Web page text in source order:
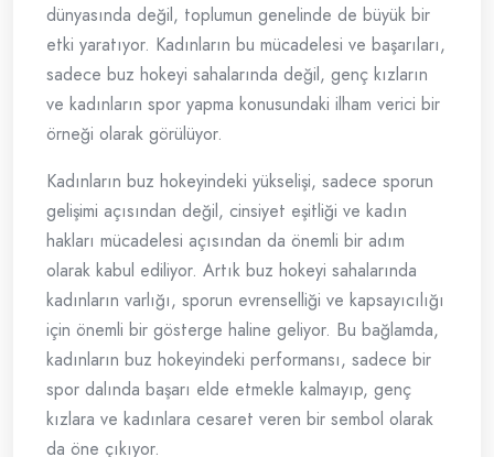
dünyasında değil, toplumun genelinde de büyük bir
etki yaratıyor. Kadınların bu mücadelesi ve başarıları,
sadece buz hokeyi sahalarında değil, genç kızların
ve kadınların spor yapma konusundaki ilham verici bir
örneği olarak görülüyor.
Kadınların buz hokeyindeki yükselişi, sadece sporun
gelişimi açısından değil, cinsiyet eşitliği ve kadın
hakları mücadelesi açısından da önemli bir adım
olarak kabul ediliyor. Artık buz hokeyi sahalarında
kadınların varlığı, sporun evrenselliği ve kapsayıcılığı
için önemli bir gösterge haline geliyor. Bu bağlamda,
kadınların buz hokeyindeki performansı, sadece bir
spor dalında başarı elde etmekle kalmayıp, genç
kızlara ve kadınlara cesaret veren bir sembol olarak
da öne çıkıyor.